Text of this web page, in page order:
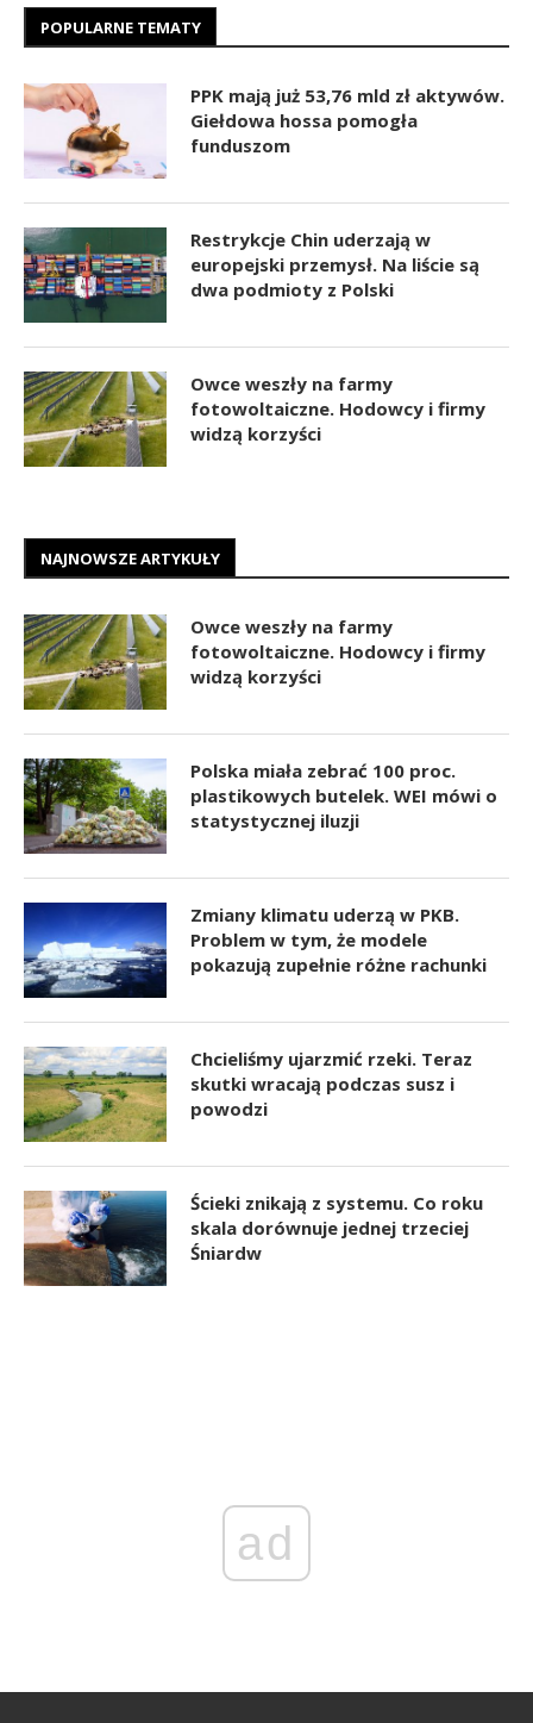
POPULARNE TEMATY
PPK mają już 53,76 mld zł aktywów.
Giełdowa hossa pomogła
funduszom
Restrykcje Chin uderzają w
europejski przemysł. Na liście są
dwa podmioty z Polski
Owce weszły na farmy
fotowoltaiczne. Hodowcy i firmy
widzą korzyści
NAJNOWSZE ARTYKUŁY
Owce weszły na farmy
fotowoltaiczne. Hodowcy i firmy
widzą korzyści
Polska miała zebrać 100 proc.
plastikowych butelek. WEI mówi o
statystycznej iluzji
Zmiany klimatu uderzą w PKB.
Problem w tym, że modele
pokazują zupełnie różne rachunki
Chcieliśmy ujarzmić rzeki. Teraz
skutki wracają podczas susz i
powodzi
Ścieki znikają z systemu. Co roku
skala dorównuje jednej trzeciej
Śniardw
ad